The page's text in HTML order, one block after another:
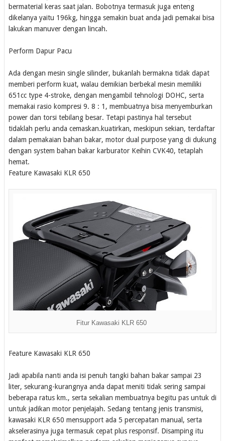
bermaterial keras saat jalan. Bobotnya termasuk juga enteng
dikelanya yaitu 196kg, hingga semakin buat anda jadi pemakai bisa
lakukan manuver dengan lincah.
Perform Dapur Pacu
Ada dengan mesin single silinder, bukanlah bermakna tidak dapat
memberi perform kuat, walau demikian berbekal mesin memiliki
651cc type 4-stroke, dengan mengambil tehnologi DOHC, serta
memakai rasio kompresi 9. 8 : 1, membuatnya bisa menyemburkan
power dan torsi tebilang besar. Tetapi pastinya hal tersebut
tidaklah perlu anda cemaskan.kuatirkan, meskipun sekian, terdaftar
dalam pemakaian bahan bakar, motor dual purpose yang di dukung
dengan system bahan bakar karburator Keihin CVK40, tetaplah
hemat.
Feature Kawasaki KLR 650
Fitur Kawasaki KLR 650
Feature Kawasaki KLR 650
Jadi apabila nanti anda isi penuh tangki bahan bakar sampai 23
liter, sekurang-kurangnya anda dapat meniti tidak sering sampai
beberapa ratus km., serta sekalian membuatnya begitu pas untuk di
untuk jadikan motor penjelajah. Sedang tentang jenis transmisi,
kawasaki KLR 650 mensupport ada 5 percepatan manual, serta
akselerasinya juga termasuk cepat plus responsif. Disamping itu